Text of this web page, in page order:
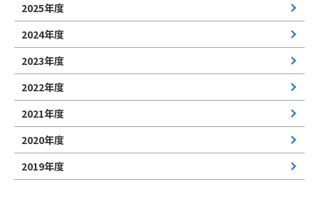
2025年度
2024年度
2023年度
2022年度
2021年度
2020年度
2019年度